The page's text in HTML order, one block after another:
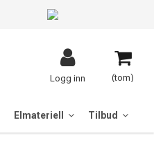
(tom)
Logg inn
Elmateriell Tilbud